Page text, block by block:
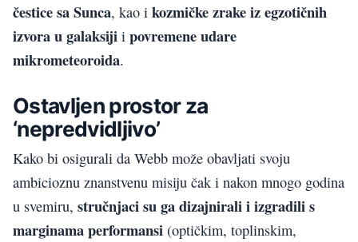
čestice sa Sunca, kao i kozmičke zrake iz egzotičnih
izvora u galaksiji i povremene udare
mikrometeoroida.
Ostavljen prostor za
‘nepredvidljivo’
Kako bi osigurali da Webb može obavljati svoju
ambicioznu znanstvenu misiju čak i nakon mnogo godina
u svemiru, stručnjaci su ga dizajnirali i izgradili s
marginama performansi (optičkim, toplinskim,